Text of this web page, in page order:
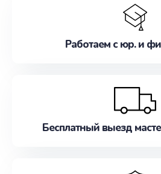
Работаем с юр. и
Бесплатный выезд